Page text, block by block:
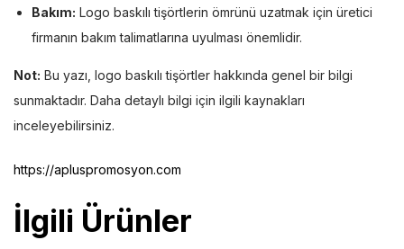
Bakım: Logo baskılı tişörtlerin ömrünü uzatmak için üretici
firmanın bakım talimatlarına uyulması önemlidir.
Not: Bu yazı, logo baskılı tişörtler hakkında genel bir bilgi
sunmaktadır. Daha detaylı bilgi için ilgili kaynakları
inceleyebilirsiniz.
https://apluspromosyon.com
İlgili Ürünler